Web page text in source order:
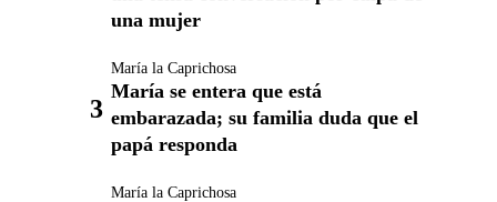
una mujer
María la Caprichosa
María se entera que está
embarazada; su familia duda que el
papá responda
María la Caprichosa